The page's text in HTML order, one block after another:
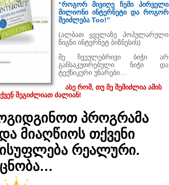
“როგორ მივიღე ჩემი პირველი
მილიონი ინტერნეტი და როგორ
შეიძლება Too!”
(ალბათ ყველაზე პოპულარული
წიგნი ინტერნეტ ბიზნესის)
მე ჩვეულებრივი ბიჭი არ
განსაკუთრებული ნიჭი და
ტექნიკური უნარები…
ასე რომ, თუ მე შემიძლია ამის
შეგიძლიათ ძალიან!
პროგრამა
მიაღწიოს თქვენი
რეალური.